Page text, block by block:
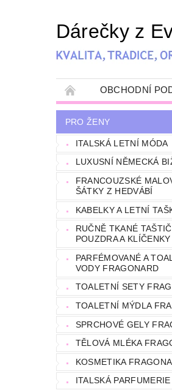
Dárečky z
OBCHODNÍ
PRO ŽENY
ITALSKÁ LETNÍ MÓDA
LUXUSNÍ NĚMECKÁ
FRANCOUZSKÉ
ŠÁTKY Z HEDVÁBÍ
KABELKY A LETNÍ
RUČNĚ TKANÉ
POUZDRA A KLÍČENKY
PARFÉMOVANÉ A
VODY FRAGONARD
TOALETNÍ SETY
TOALETNÍ MÝDLA
SPRCHOVÉ GELY
TĚLOVÁ MLÉKA
KOSMETIKA
ITALSKÁ